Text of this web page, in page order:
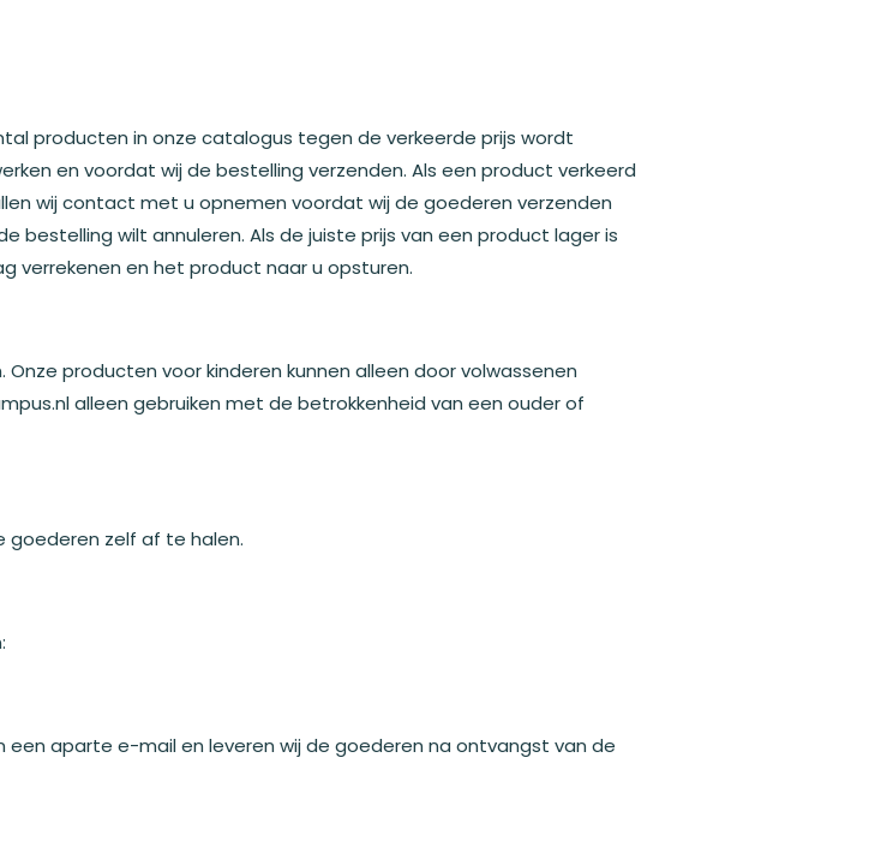
producten in onze catalogus tegen de verkeerde prijs wordt
en voordat wij de bestelling verzenden. Als een product verkeerd
wij contact met u opnemen voordat wij de goederen verzenden
wilt annuleren. Als de juiste prijs van een product lager is
verrekenen en het product naar u opsturen.
producten voor kinderen kunnen alleen door volwassenen
alleen gebruiken met de betrokkenheid van een ouder of
goederen zelf af te halen.
een aparte e-mail en leveren wij de goederen na ontvangst van de